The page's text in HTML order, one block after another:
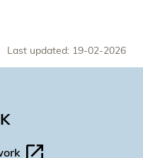
Last updated: 19-02-2026